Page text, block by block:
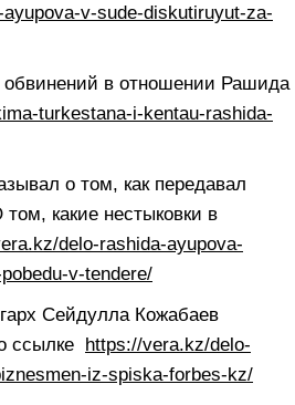
v-sude-diskutiruyut-za-
обвинений в отношении Рашида
turkestana-i-kentau-rashida-
о том, как передавал
какие нестыковки в
delo-rashida-ayupova-
v-tendere/
Сейдулла Кожабаев
ссылке https://vera.kz/delo-
iz-spiska-forbes-kz/